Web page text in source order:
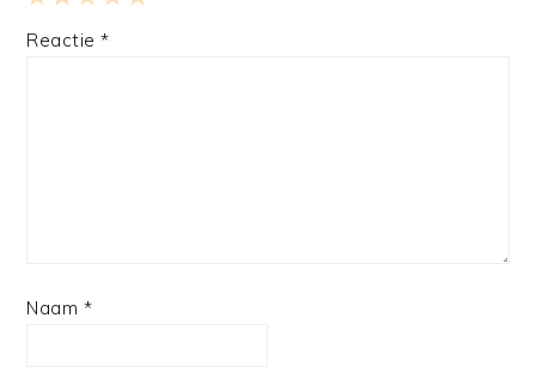
4
3
2
1
Reactie*
Naam *